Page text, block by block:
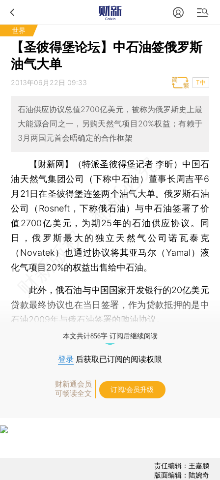
世界
【圣彼得堡论坛】中石油签俄罗斯
油气大单
2013年06月22日 09:33 T中
石油供应协议总值2700亿美元，被称为俄罗斯史上最
大能源合同之一，另购天然气项目20%权益；有赖于
3月两国元首会晤确定的合作框架
【财新网】（特派圣彼得堡记者 李昕） 中国石
油天然气集团公司（下称中石油）董事长周吉平6
月21日在圣彼得堡连签两个油气大单。俄罗斯石油
公司（Rosneft，下称俄石油）与中石油签署了价
值2700亿美元，为期25年的石油供应协议。同
日，俄罗斯最大的独立天然气公司诺瓦泰克
（Novatek）也通过协议将其亚马尔（Yamal）液
化气项目20%的权益出售给中石油。
此外，俄石油与中国国家开发银行的20亿美元
贷款最终协议也在当日签署，作为贷款抵押的是中
石油2009年与俄石油签署的购油协议。
本文共计856字 订阅后继续阅读
登录 后获取已订阅的阅读权限
财新通会员
可畅读全文
订阅/会员升级
责任编辑：王嘉鹏
版面编辑：陆婉奇